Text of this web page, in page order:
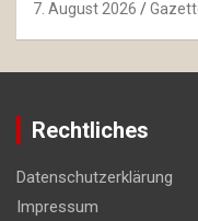
7. August 2026
Rechtliches
Datenschutzerklärung
Impressum